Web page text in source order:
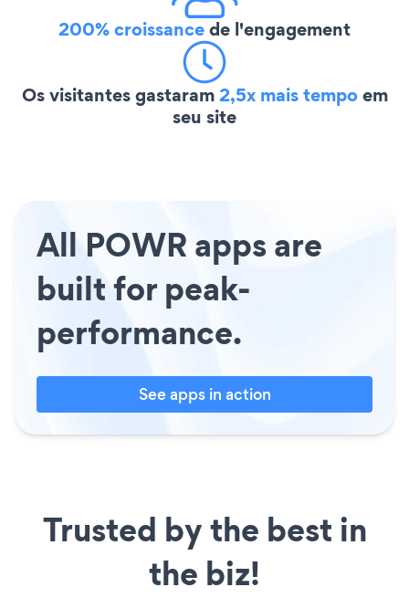
200% croissancede l'engagement
Os visitantes gastaram2,5x mais tempoem
seu site
All POWR apps are
built for peak-
performance.
See apps in action
Trusted by the best in
the biz!